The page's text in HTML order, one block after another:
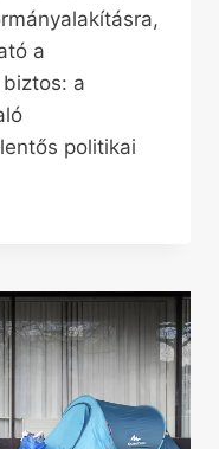
a
a
politikai